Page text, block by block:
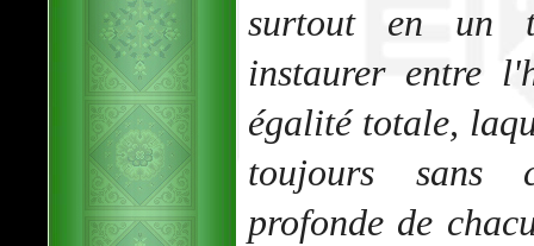
surtout en un
instaurer entre
égalité totale,
toujours sans
profonde de